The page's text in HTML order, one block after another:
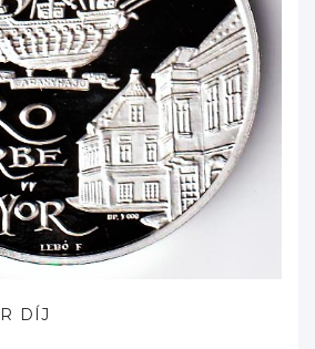
DÍJ